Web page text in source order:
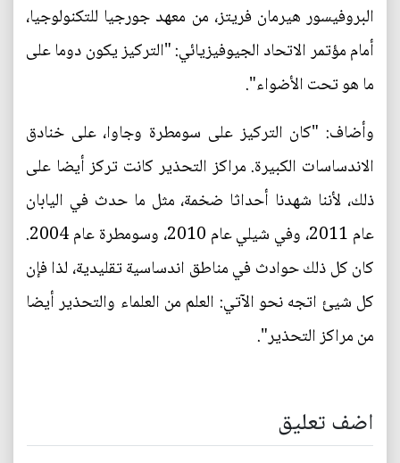
البروفيسور هيرمان فريتز، من معهد جورجيا للتكنولوجيا،
أمام مؤتمر الاتحاد الجيوفيزيائي: "التركيز يكون دوما على
ما هو تحت الأضواء".
وأضاف: "كان التركيز على سومطرة وجاوا، على خنادق
الاندساسات الكبيرة. مراكز التحذير كانت تركز أيضا على
ذلك، لأننا شهدنا أحداثا ضخمة، مثل ما حدث في اليابان
عام 2011، وفي شيلي عام 2010، وسومطرة عام 2004.
كان كل ذلك حوادث في مناطق اندساسية تقليدية، لذا فإن
كل شيئ اتجه نحو الآتي: العلم من العلماء والتحذير أيضا
من مراكز التحذير".
اضف تعليق